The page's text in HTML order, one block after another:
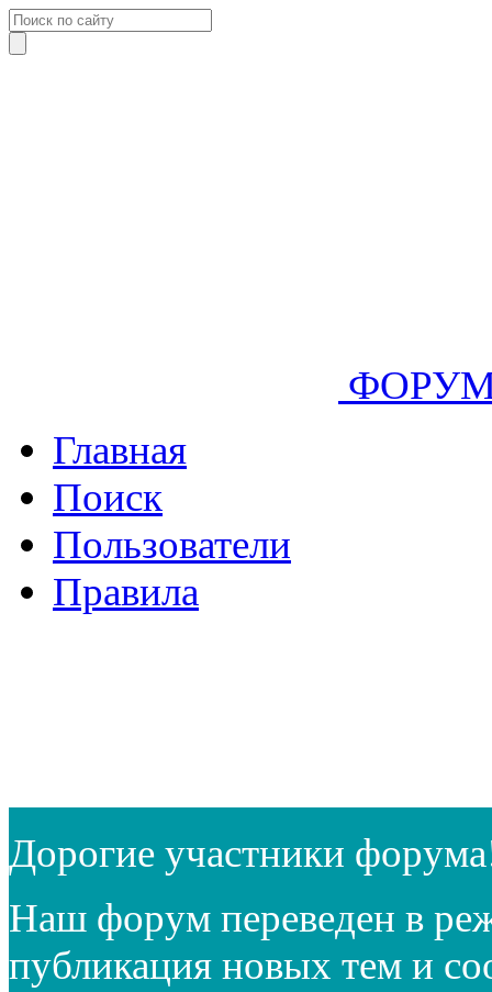
Главная
Поиск
Пользователи
Правила
Дорогие участники
Наш форум переведен в
публикация новых тем и